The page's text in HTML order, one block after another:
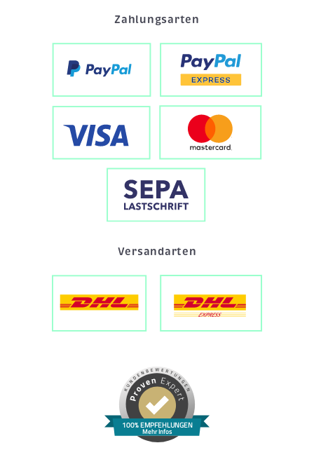
Zahlungsarten
Versandarten
100% EMPFEHLUNGEN
Mehr Infos